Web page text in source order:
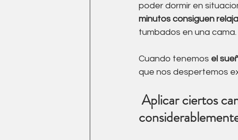
poder dormir en
minutos consiguen
tumbados en una cama.
Cuando tenemos el
que nos despertemos